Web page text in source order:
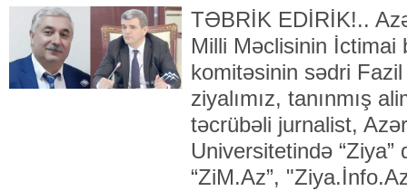
TƏBRİK EDİRİK!..
Milli Məclisinin İctimai
komitəsinin sədri
ziyalımız, tanınmış
təcrübəli jurnalist,
Universitetində
“ZiM.Az”,